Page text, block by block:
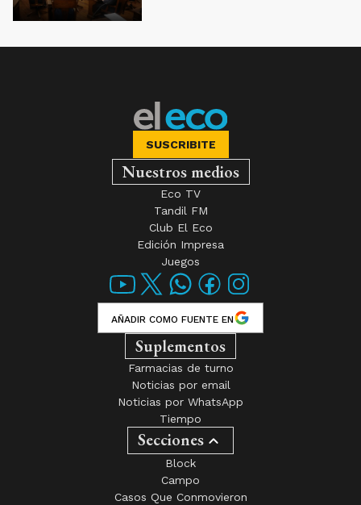
SUSCRIBITE
Nuestros medios
Eco TV
Tandil FM
Club El Eco
Edición Impresa
Juegos
AÑADIR COMO FUENTE EN
Suplementos
Farmacias de turno
Noticias por email
Noticias por WhatsApp
Tiempo
Secciones
Block
Campo
Casos Que Conmovieron